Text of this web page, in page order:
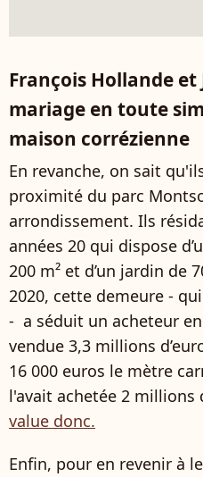
François Hollande et
mariage en toute
maison corrézienne
En revanche, on sait
proximité du parc
arrondissement. Ils
années 20 qui dispose
200 m² et d’un jardin de
2020, cette demeure -
- a séduit un acheteur
vendue 3,3 millions
16 000 euros le mètre
l'avait achetée 2 millions
value donc.
Enfin, pour en revenir à